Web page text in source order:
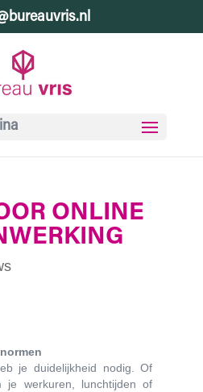
ONLINE
je duidelijkheid nodig. Of
werkuren, lunchtijden of